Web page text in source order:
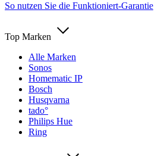
So nutzen Sie die Funktioniert-Garantie
Top Marken
Alle Marken
Sonos
Homematic IP
Bosch
Husqvarna
tado°
Philips Hue
Ring